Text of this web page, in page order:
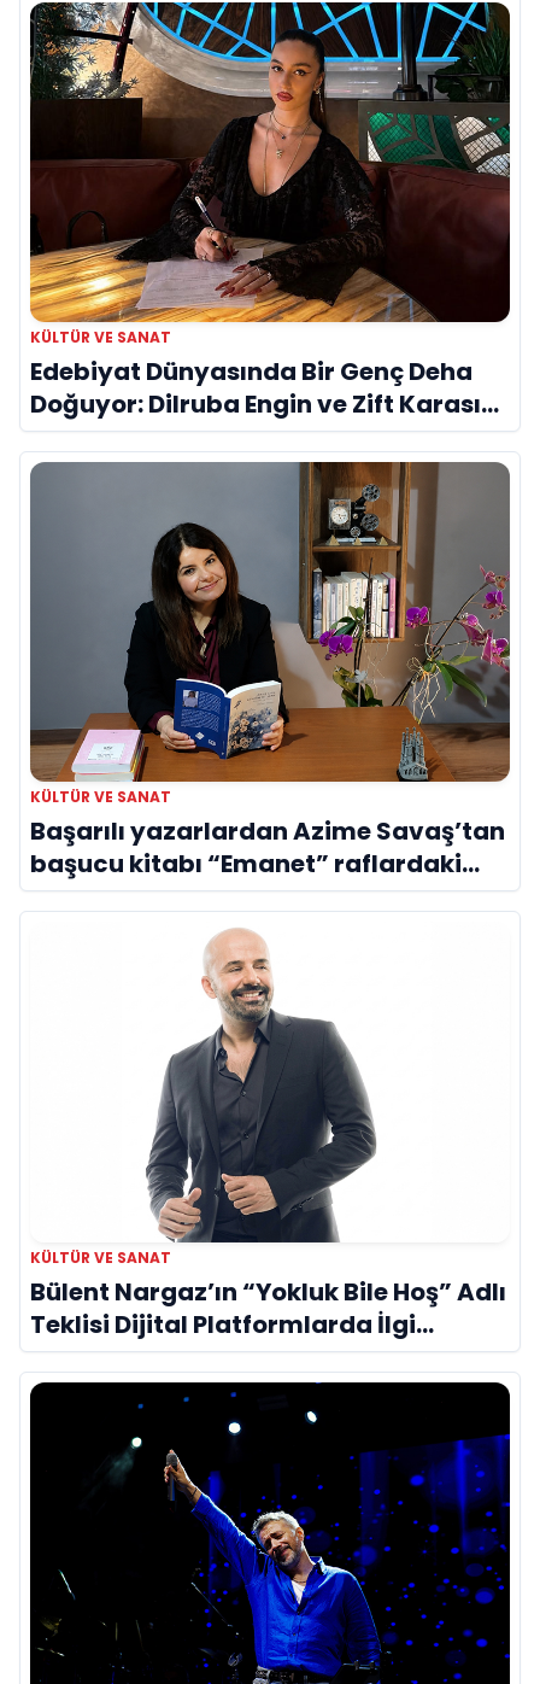
KÜLTÜR VE SANAT
Edebiyat Dünyasında Bir Genç Deha
Doğuyor: Dilruba Engin ve Zift Karası
Evreni ‘AVENOİR’
KÜLTÜR VE SANAT
Başarılı yazarlardan Azime Savaş’tan
başucu kitabı “Emanet” raflardaki
yerini aldı
KÜLTÜR VE SANAT
Bülent Nargaz’ın “Yokluk Bile Hoş” Adlı
Teklisi Dijital Platformlarda İlgi
Görmeye Devam Ediyor